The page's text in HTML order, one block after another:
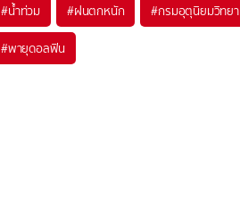
#น้ำท่วม #ฝนตกหนัก #กรมอุตุนิยมวิทยา
#พายุดอลฟิน